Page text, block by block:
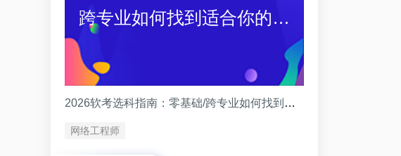
跨专业如何找到适合你的科
2026软考选科指南：零基础/跨专业如何找到适合你的科目
网络工程师